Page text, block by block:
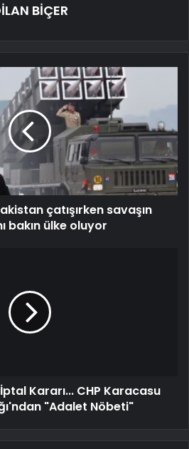
BİÇER
çatışırken savaşın
bakın ülke oluyor
Kararı... CHP Karacasu
"Adalet Nöbeti"